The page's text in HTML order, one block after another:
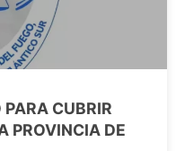
CUBRIR
PROVINCIA DE